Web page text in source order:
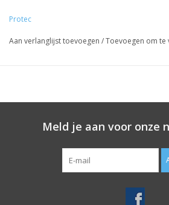
Protec
Aan verlanglijst toevoegen /Toevoegen om te
Meld je aan voor onze